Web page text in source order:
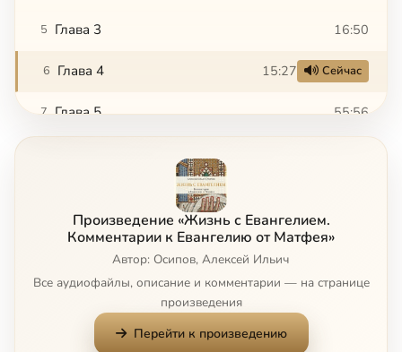
5 Глава 3 16:50
6 Глава 4 15:27 Сейчас
7 Глава 5 55:56
Глава 8 11:28
11 Глава 9 19:36
Глава 10
Произведение «Жизнь с Евангелием.
Комментарии к Евангелию от Матфея»
Автор: Осипов, Алексей Ильич
Все аудиофайлы, описание и комментарии — на странице
произведения
Перейти к произведению